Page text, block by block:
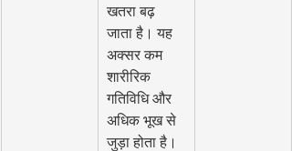
खतरा बढ़
जाता है। यह
अक्सर कम
शारीरिक
गतिविधि और
अधिक भूख से
जुड़ा होता है।